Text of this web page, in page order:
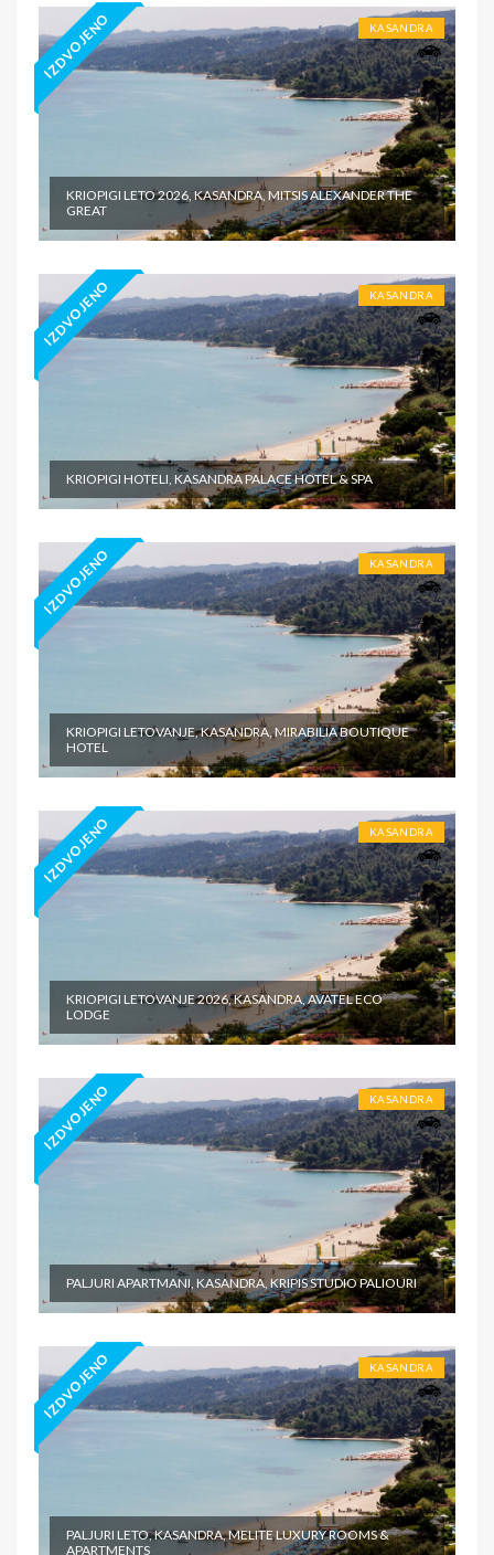
IZDVOJENO KASANDRA
KRIOPIGI LETO 2026, KASANDRA, MITSIS ALEXANDER THE
GREAT
IZDVOJENO KASANDRA
KRIOPIGI HOTELI, KASANDRA PALACE HOTEL & SPA
IZDVOJENO KASANDRA
KRIOPIGI LETOVANJE, KASANDRA, MIRABILIA BOUTIQUE
HOTEL
IZDVOJENO KASANDRA
KRIOPIGI LETOVANJE 2026, KASANDRA, AVATEL ECO
LODGE
IZDVOJENO KASANDRA
PALJURI APARTMANI, KASANDRA, KRIPIS STUDIO PALIOURI
IZDVOJENO KASANDRA
PALJURI LETO, KASANDRA, MELITE LUXURY ROOMS &
APARTMENTS